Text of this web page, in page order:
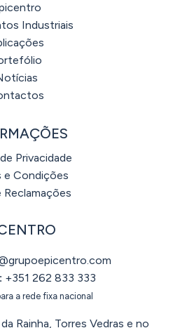
Industriais
Privacidade
e Condições
Reclamações
+351 262 833 333
a rede fixa nacional
Rainha, Torres Vedras e no